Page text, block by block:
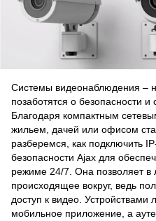
Системы видеонаблюдения –
позаботятся о безопасности
Благодаря компактным
жильем, дачей или офисом
разберемся, как подключить
безопасности Ajax для
режиме 24/7. Она позволяет в
происходящее вокруг, ведь
доступ к видео. Устройствами
мобильное приложение, а